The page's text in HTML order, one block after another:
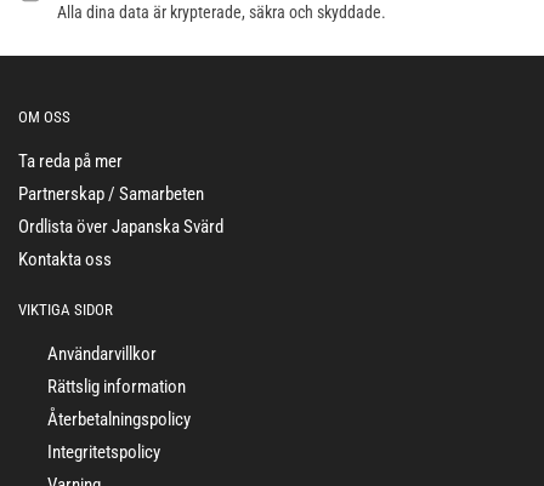
Alla dina data är krypterade, säkra och skyddade.
OM OSS
Ta reda på mer
Partnerskap / Samarbeten
Ordlista över Japanska Svärd
Kontakta oss
VIKTIGA SIDOR
Användarvillkor
Rättslig information
Återbetalningspolicy
Integritetspolicy